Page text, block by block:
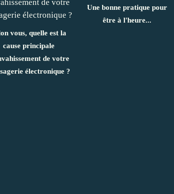
vous, quelle est la
cause principale
de votre
électronique ?
Une bonne pratique pour
être à l'heure...